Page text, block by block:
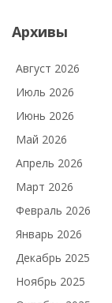
Архивы
Август 2026
Июль 2026
Июнь 2026
Май 2026
Апрель 2026
Март 2026
Февраль 2026
Январь 2026
Декабрь 2025
Ноябрь 2025